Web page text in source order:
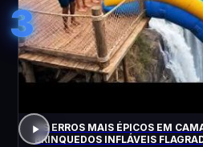
3
OS ERROS MAIS ÉPICOS EM
BRINQUEDOS INFLÁVEIS